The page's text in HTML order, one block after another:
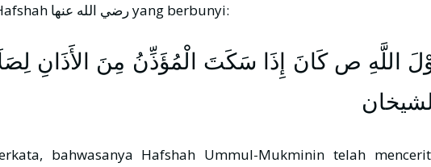
– Hadits Ummul-Mukminin Hafshah رضي الله عنها yang berbunyi:
اللَّهِ ص كَانَ إِذَا سَكَتَ الْمُؤَذِّنُ مِنَ الأَذَانِ
bahwasanya Hafshah Ummul-Mukminin telah